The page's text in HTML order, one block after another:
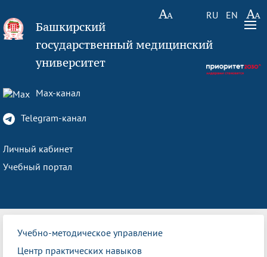
RU EN
Башкирский
государственный медицинский
университет
Max-канал
Telegram-канал
Личный кабинет
Учебный портал
Учебно-методическое управление
Центр практических навыков